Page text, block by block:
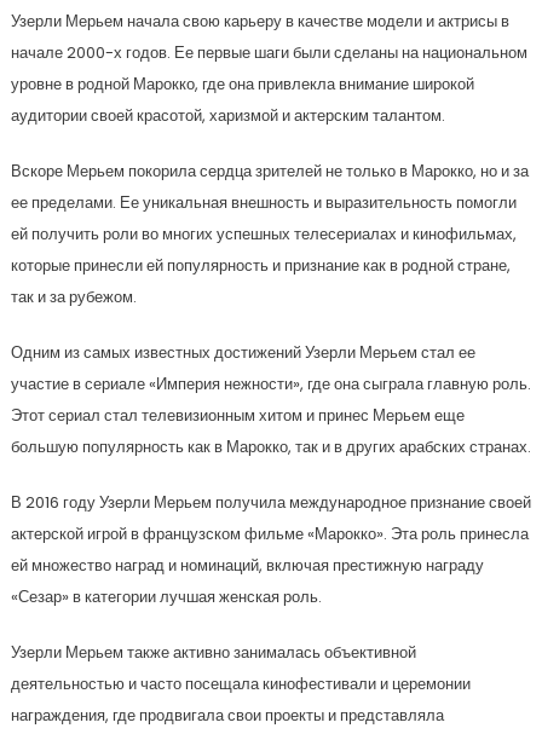
Узерли Мерьем начала свою карьеру в качестве модели и актрисы в
начале 2000-х годов. Ее первые шаги были сделаны на национальном
уровне в родной Марокко, где она привлекла внимание широкой
аудитории своей красотой, харизмой и актерским талантом.
Вскоре Мерьем покорила сердца зрителей не только в Марокко, но и за
ее пределами. Ее уникальная внешность и выразительность помогли
ей получить роли во многих успешных телесериалах и кинофильмах,
которые принесли ей популярность и признание как в родной стране,
так и за рубежом.
Одним из самых известных достижений Узерли Мерьем стал ее
участие в сериале «Империя нежности», где она сыграла главную роль.
Этот сериал стал телевизионным хитом и принес Мерьем еще
большую популярность как в Марокко, так и в других арабских странах.
В 2016 году Узерли Мерьем получила международное признание своей
актерской игрой в французском фильме «Марокко». Эта роль принесла
ей множество наград и номинаций, включая престижную награду
«Сезар» в категории лучшая женская роль.
Узерли Мерьем также активно занималась объективной
деятельностью и часто посещала кинофестивали и церемонии
награждения, где продвигала свои проекты и представляла